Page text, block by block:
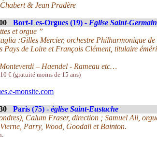
& Jean Pradère
Bort-Les-Orgues (19) - Eglise Saint-Germain
et orgue ”
:Gilles Mercier, orchestre Philharmonique
Pays de Loire et François Clément, titulaire
– Haendel - Rameau etc…
€ (gratuité moins de 15 ans)
monsite.com
Paris (75) - église Saint-Eustache
Calum Fraser, direction ; Samuel Ali,
Parry, Wood, Goodall et Bainton.